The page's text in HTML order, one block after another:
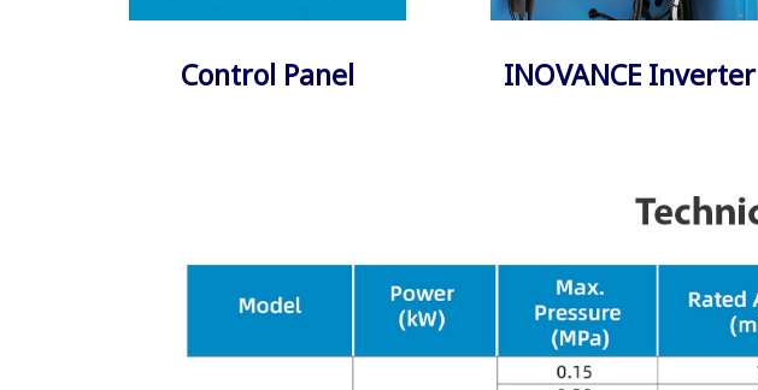
Control Panel INOVANCE Inverter